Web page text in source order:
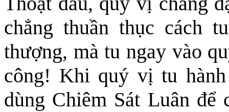
chẳng thuần thục cách
thượng, mà tu ngay vào
công! Khi quý vị tu hành
dùng Chiêm Sát Luân để